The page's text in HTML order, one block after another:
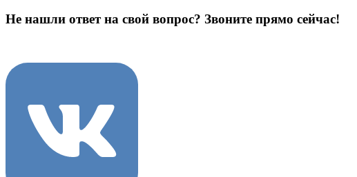
Не нашли ответ на свой вопрос? Звоните прямо сейчас!